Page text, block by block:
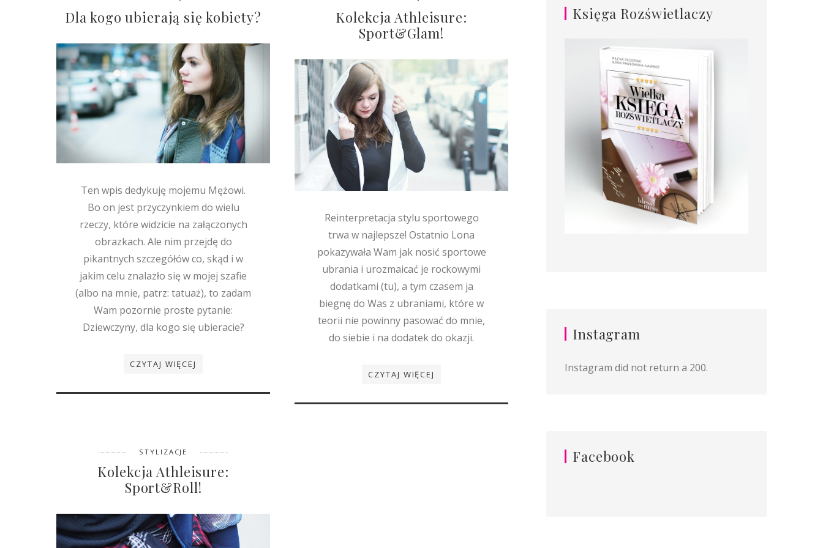
Dla kogo ubierają się kobiety?
Ten wpis dedykuję mojemu Mężowi.
Bo on jest przyczynkiem do wielu
rzeczy, które widzicie na załączonych
obrazkach. Ale nim przejdę do
pikantnych szczegółów co, skąd i w
jakim celu znalazło się w mojej szafie
(albo na mnie, patrz: tatuaż), to zadam
Wam pozornie proste pytanie:
Dziewczyny, dla kogo się ubieracie?
CZYTAJ WIĘCEJ
Kolekcja Athleisure:
Sport&Glam!
Reinterpretacja stylu sportowego
trwa w najlepsze! Ostatnio Lona
pokazywała Wam jak nosić sportowe
ubrania i urozmaicać je rockowymi
dodatkami (tu), a tym czasem ja
biegnę do Was z ubraniami, które w
teorii nie powinny pasować do mnie,
do siebie i na dodatek do okazji.
CZYTAJ WIĘCEJ
STYLIZACJE
Kolekcja Athleisure:
Sport&Roll!
Księga Rozświetlaczy
Instagram
Instagram did not return a 200.
Facebook